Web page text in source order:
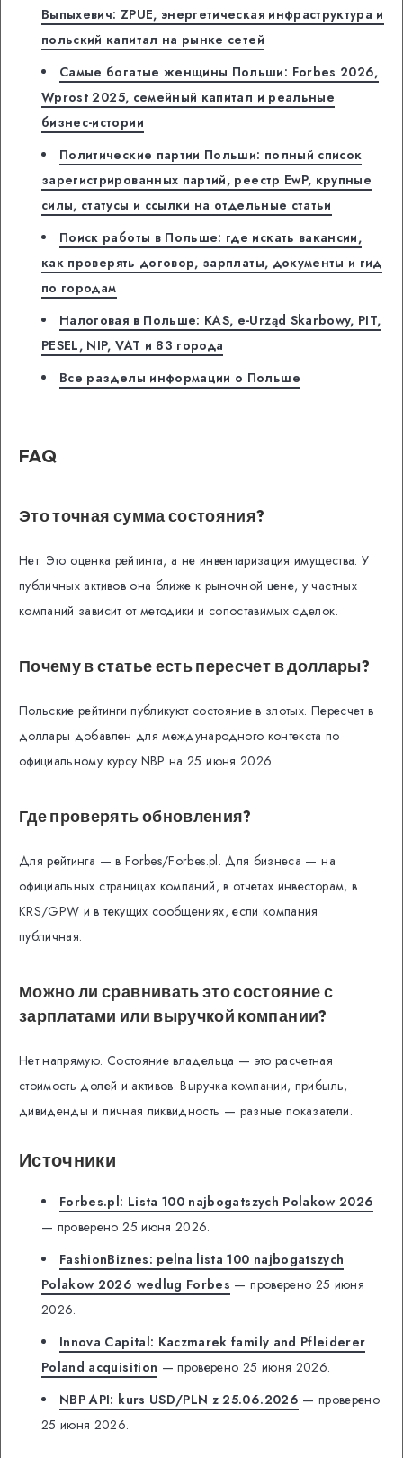
Выпыхевич: ZPUE, энергетическая инфраструктура и
польский капитал на рынке сетей
Самые богатые женщины Польши: Forbes 2026,
Wprost 2025, семейный капитал и реальные
бизнес-истории
Политические партии Польши: полный список
зарегистрированных партий, реестр EwP, крупные
силы, статусы и ссылки на отдельные статьи
Поиск работы в Польше: где искать вакансии,
как проверять договор, зарплаты, документы и гид
по городам
Налоговая в Польше: KAS, e-Urząd Skarbowy, PIT,
PESEL, NIP, VAT и 83 города
Все разделы информации о Польше
FAQ
Это точная сумма состояния?
Нет. Это оценка рейтинга, а не инвентаризация имущества. У
публичных активов она ближе к рыночной цене, у частных
компаний зависит от методики и сопоставимых сделок.
Почему в статье есть пересчет в доллары?
Польские рейтинги публикуют состояние в злотых. Пересчет в
доллары добавлен для международного контекста по
официальному курсу NBP на 25 июня 2026.
Где проверять обновления?
Для рейтинга — в Forbes/Forbes.pl. Для бизнеса — на
официальных страницах компаний, в отчетах инвесторам, в
KRS/GPW и в текущих сообщениях, если компания
публичная.
Можно ли сравнивать это состояние с
зарплатами или выручкой компании?
Нет напрямую. Состояние владельца — это расчетная
стоимость долей и активов. Выручка компании, прибыль,
дивиденды и личная ликвидность — разные показатели.
Источники
Forbes.pl: Lista 100 najbogatszych Polakow 2026
— проверено 25 июня 2026.
FashionBiznes: pelna lista 100 najbogatszych
Polakow 2026 wedlug Forbes — проверено 25 июня
2026.
Innova Capital: Kaczmarek family and Pfleiderer
Poland acquisition — проверено 25 июня 2026.
NBP API: kurs USD/PLN z 25.06.2026 — проверено
25 июня 2026.